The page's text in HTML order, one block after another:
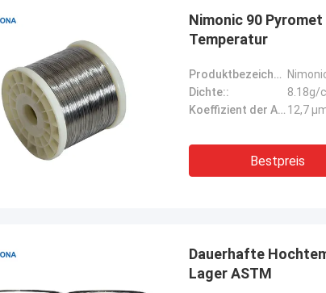
Wir haben die
gelaufen.
Nimonic 90
Temperatur
Produktbezeichnung::
Dichte::
8.18g/
Koeffizient der Ausdehnung:: 12,7
Bestpreis
Dauerhafte
Lager ASTM